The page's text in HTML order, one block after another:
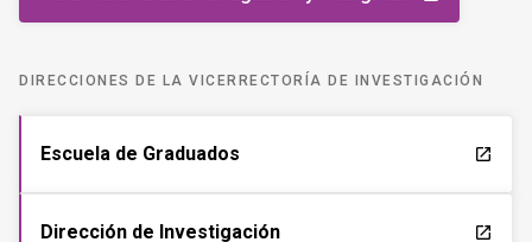
DIRECCIONES DE LA VICERRECTORÍA DE INVESTIGACIÓN
Escuela de Graduados launch
Dirección de Investigación launch